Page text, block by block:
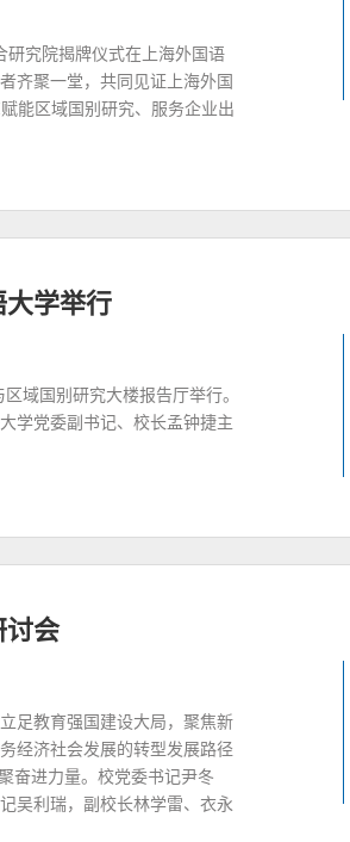
研究院揭牌仪式在上海外国语
齐聚一堂，共同见证上海外国
能区域国别研究、服务企业出
大学举行
域国别研究大楼报告厅举行。
学党委副书记、校长孟钟捷主
讨会
足教育强国建设大局，聚焦新
经济社会发展的转型发展路径
奋进力量。校党委书记尹冬
吴利瑞，副校长林学雷、衣永